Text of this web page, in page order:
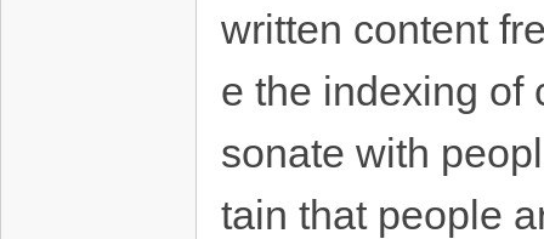
written content
e the indexing of
sonate with
tain that people